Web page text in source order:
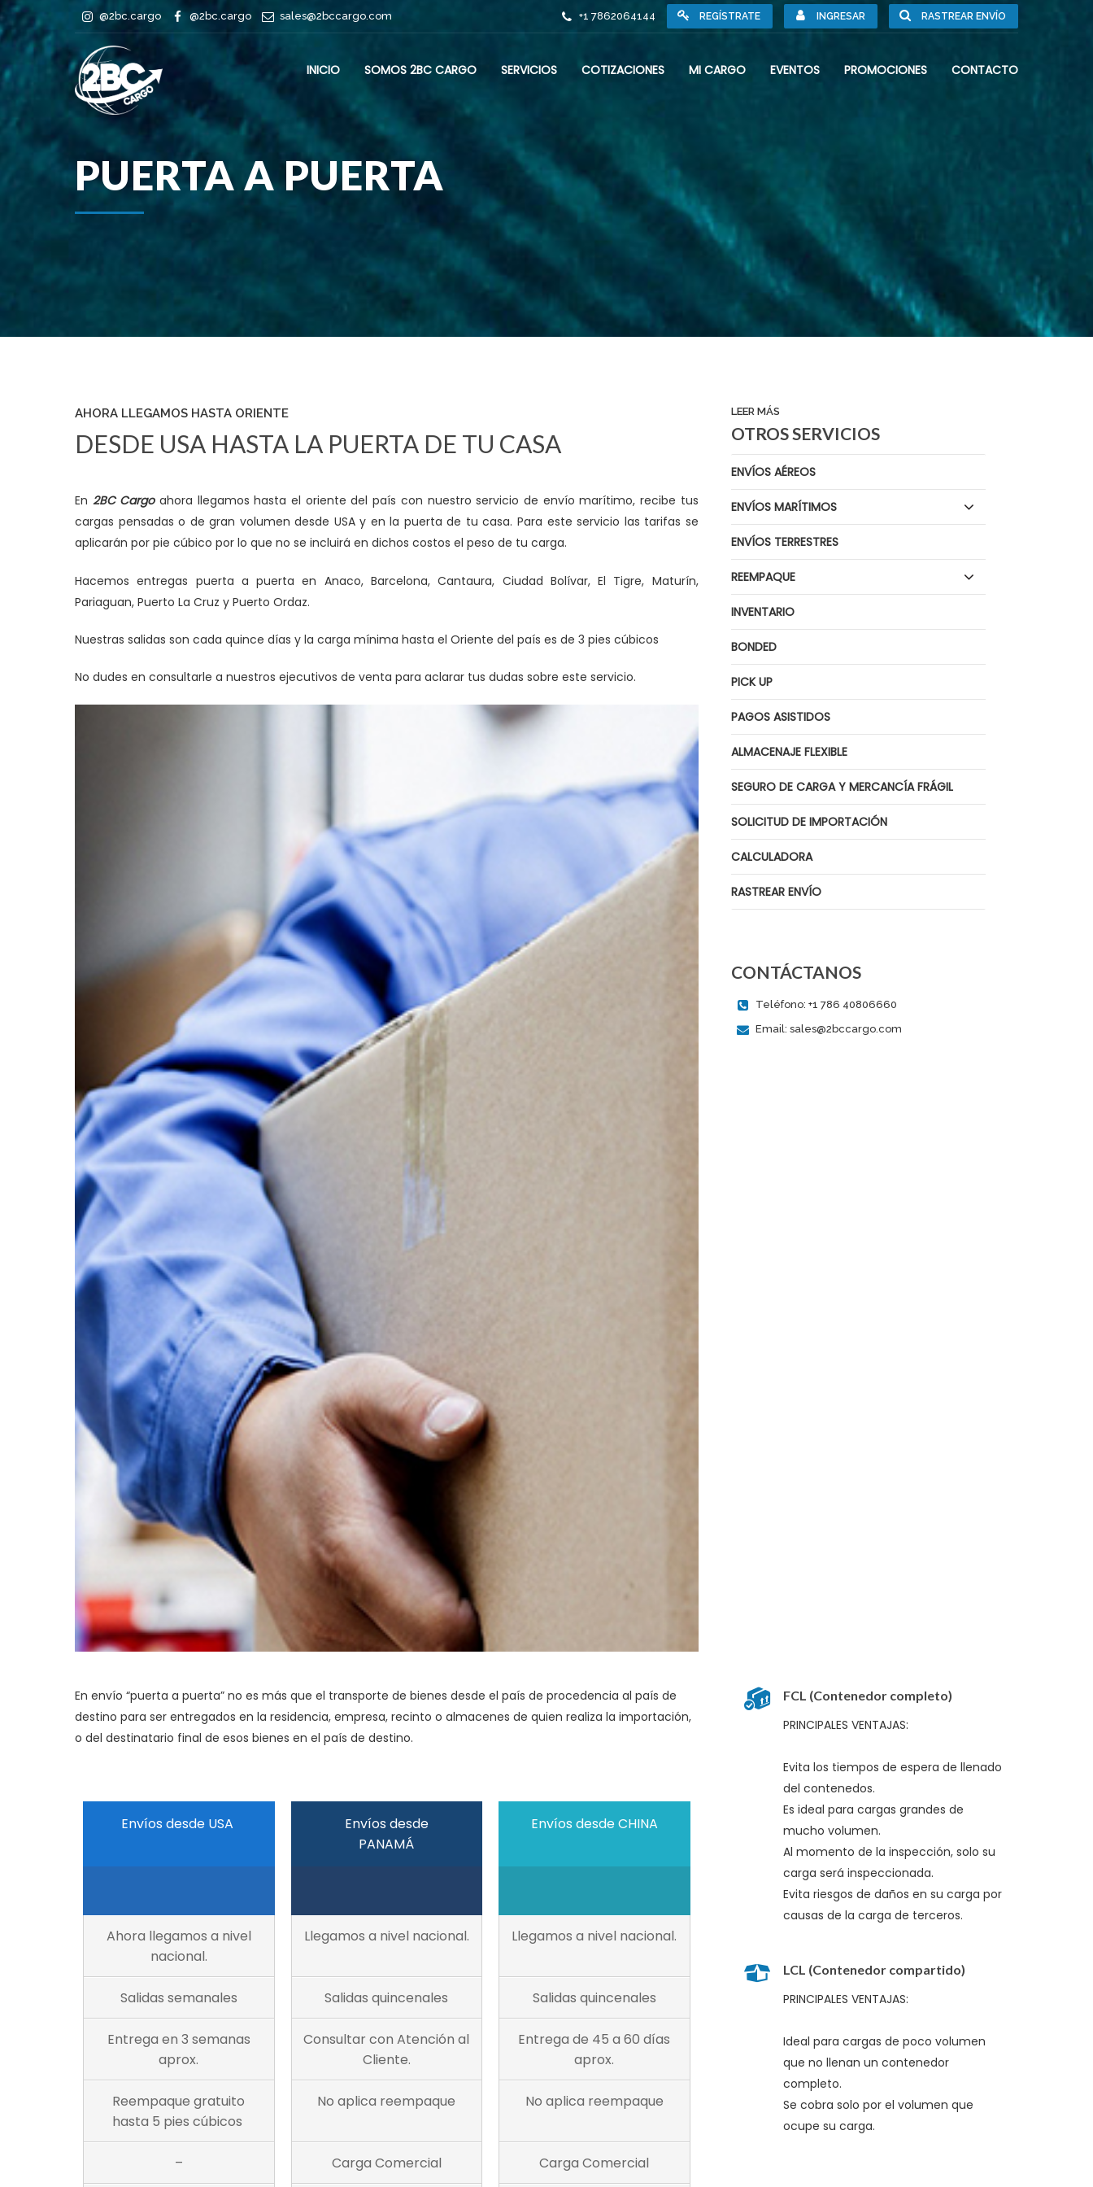
@2bc.cargo @2bc.cargo sales@2bccargo.com +1 7862064144 REGÍSTRATE INGRESAR RASTREAR ENVÍO
INICIO SOMOS 2BC CARGO SERVICIOS COTIZACIONES MI CARGO EVENTOS PROMOCIONES CONTACTO
PUERTA A PUERTA
AHORA LLEGAMOS HASTA ORIENTE
DESDE USA HASTA LA PUERTA DE TU CASA
En 2BC Cargoahora llegamos hasta el oriente del país con nuestro servicio de envío marítimo, recibe tus
cargas pensadas o de gran volumen desde USA y en la puerta de tu casa. Para este servicio las tarifas se
aplicarán por pie cúbico por lo que no se incluirá en dichos costos el peso de tu carga.
Hacemos entregas puerta a puerta en Anaco, Barcelona, Cantaura, Ciudad Bolívar, El Tigre, Maturín,
Pariaguan, Puerto La Cruz y Puerto Ordaz.
Nuestras salidas son cada quince días y la carga mínima hasta el Oriente del país es de 3 pies cúbicos
No dudes en consultarle a nuestros ejecutivos de venta para aclarar tus dudas sobre este servicio.
LEER MÁS
OTROS SERVICIOS
ENVÍOS AÉREOS
ENVÍOS MARÍTIMOS
ENVÍOS TERRESTRES
REEMPAQUE
INVENTARIO
BONDED
PICK UP
PAGOS ASISTIDOS
ALMACENAJE FLEXIBLE
SEGURO DE CARGA Y MERCANCÍA FRÁGIL
SOLICITUD DE IMPORTACIÓN
CALCULADORA
RASTREAR ENVÍO
CONTÁCTANOS
Teléfono: +1 786 40806660
Email: sales@2bccargo.com
En envío “puerta a puerta” no es más que el transporte de bienes desde el país de procedencia al país de
destino para ser entregados en la residencia, empresa, recinto o almacenes de quien realiza la importación,
o del destinatario final de esos bienes en el país de destino.
Envíos desde USA
Ahora llegamos a nivel
nacional.
Salidas semanales
Entrega en 3 semanas
aprox.
Reempaque gratuito
hasta 5 pies cúbicos
–
Envíos desde
PANAMÁ
Llegamos a nivel nacional.
Salidas quincenales
Consultar con Atención al
Cliente.
No aplica reempaque
Carga Comercial
Envíos desde CHINA
Llegamos a nivel nacional.
Salidas quincenales
Entrega de 45 a 60 días
aprox.
No aplica reempaque
Carga Comercial
FCL (Contenedor completo)
PRINCIPALES VENTAJAS:
Evita los tiempos de espera de llenado
del contenedos.
Es ideal para cargas grandes de
mucho volumen.
Al momento de la inspección, solo su
carga será inspeccionada.
Evita riesgos de daños en su carga por
causas de la carga de terceros.
LCL (Contenedor compartido)
PRINCIPALES VENTAJAS:
Ideal para cargas de poco volumen
que no llenan un contenedor
completo.
Se cobra solo por el volumen que
ocupe su carga.